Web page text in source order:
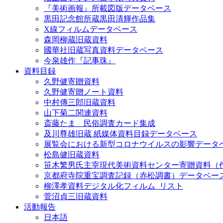
『美術画報』所載図版データベース
黒田記念館所蔵黒田清輝作品集
X線フィルムデータベース
森岡柳蔵旧蔵資料
國華社旧蔵写真資料データベース
今泉雄作『記事珠』
資料目録
久野健寄贈資料
久野健寄贈ノート資料
中村傳三郎旧蔵資料
山下菊二関連資料
斎藤たま 民俗調査カード集成
及川尊雄旧蔵 紙媒体資料目録データベース
展覧会における新型コロナウイルスの影響データ
松島健旧蔵資料
笹木繁男氏主宰現代美術資料センター寄贈資料（
京都府寺院重宝調査記録（赤松調書）データベー
柳澤孝資料デジタル化フィルム_リスト
菅沼貞三旧蔵資料
活動報告
日本語